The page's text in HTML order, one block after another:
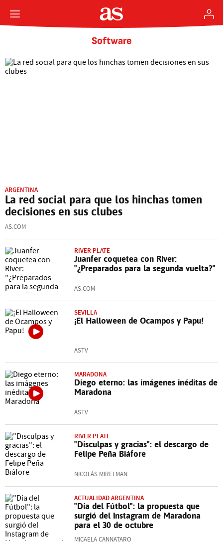
Software
ARGENTINA
La red social para que los hinchas tomen
decisiones en sus clubes
AS.COM
RIVER PLATE
Juanfer coquetea con River:
"¿Preparados para la segunda vuelta?"
AS.COM
SEVILLA
¡El Halloween de Ocampos y Papu!
ASTV
MARADONA
Diego eterno: las imágenes inéditas de
Maradona
ASTV
RIVER PLATE
"Disculpas y gracias": el descargo de
Felipe Peña Biáfore
NICOLÁS MIRELMAN
ACTUALIDAD ARGENTINA
"Día del Fútbol": la propuesta que
surgió del Instagram de Maradona
para el 30 de octubre
MICAELA CANNATARO